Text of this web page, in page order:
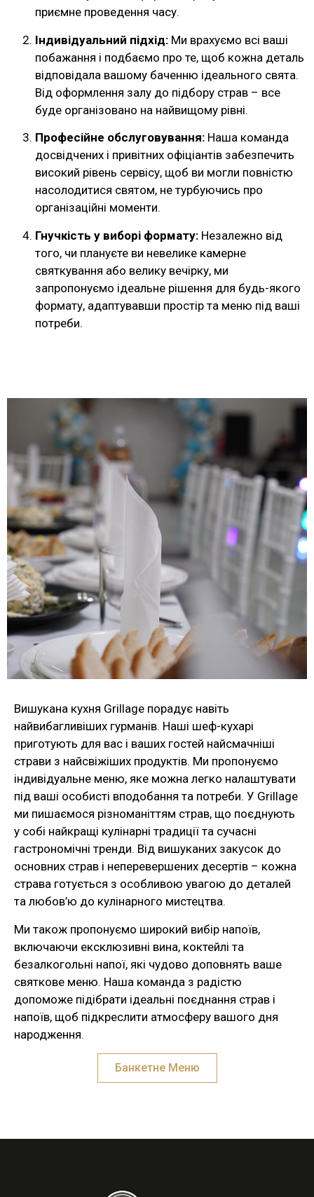
приємне проведення часу.
Індивідуальний підхід: Ми врахуємо всі ваші
побажання і подбаємо про те, щоб кожна деталь
відповідала вашому баченню ідеального свята.
Від оформлення залу до підбору страв – все
буде організовано на найвищому рівні.
Професійне обслуговування: Наша команда
досвідчених і привітних офіціантів забезпечить
високий рівень сервісу, щоб ви могли повністю
насолодитися святом, не турбуючись про
організаційні моменти.
Гнучкість у виборі формату: Незалежно від
того, чи плануєте ви невелике камерне
святкування або велику вечірку, ми
запропонуємо ідеальне рішення для будь-якого
формату, адаптувавши простір та меню під ваші
потреби.
Вишукана кухня Grillage порадує навіть
найвибагливіших гурманів. Наші шеф-кухарі
приготують для вас і ваших гостей найсмачніші
страви з найсвіжіших продуктів. Ми пропонуємо
індивідуальне меню, яке можна легко налаштувати
під ваші особисті вподобання та потреби. У Grillage
ми пишаємося різноманіттям страв, що поєднують
у собі найкращі кулінарні традиції та сучасні
гастрономічні тренди. Від вишуканих закусок до
основних страв і неперевершених десертів – кожна
страва готується з особливою увагою до деталей
та любов’ю до кулінарного мистецтва.
Ми також пропонуємо широкий вибір напоїв,
включаючи ексклюзивні вина, коктейлі та
безалкогольні напої, які чудово доповнять ваше
святкове меню. Наша команда з радістю
допоможе підібрати ідеальні поєднання страв і
напоїв, щоб підкреслити атмосферу вашого дня
народження.
Банкетне Меню